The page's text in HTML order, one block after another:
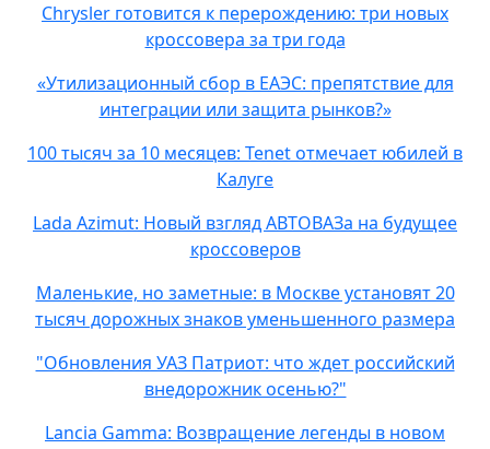
Chrysler готовится к перерождению: три новых
кроссовера за три года
«Утилизационный сбор в ЕАЭС: препятствие для
интеграции или защита рынков?»
100 тысяч за 10 месяцев: Tenet отмечает юбилей в
Калуге
Lada Azimut: Новый взгляд АВТОВАЗа на будущее
кроссоверов
Маленькие, но заметные: в Москве установят 20
тысяч дорожных знаков уменьшенного размера
"Обновления УАЗ Патриот: что ждет российский
внедорожник осенью?"
Lancia Gamma: Возвращение легенды в новом